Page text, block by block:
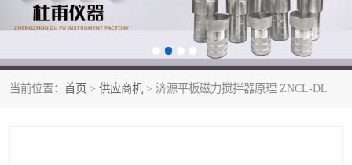
当前位置： 首页 > 供应商机 > 济源平板磁力搅拌器原理 ZNCL-DL
低温冷却液循环泵厂家 加热模块厂家
气流烘干器
旋转蒸发器厂家 双层玻璃反应釜10L